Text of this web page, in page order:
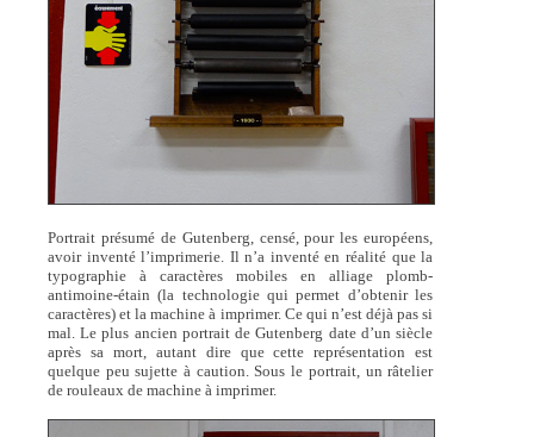
Portrait présumé de Gutenberg, censé, pour les européens,
avoir inventé l’imprimerie. Il n’a inventé en réalité que la
typographie à caractères mobiles en alliage plomb-
antimoine-étain (la technologie qui permet d’obtenir les
caractères) et la machine à imprimer. Ce qui n’est déjà pas si
mal. Le plus ancien portrait de Gutenberg date d’un siècle
après sa mort, autant dire que cette représentation est
quelque peu sujette à caution. Sous le portrait, un râtelier
de rouleaux de machine à imprimer.